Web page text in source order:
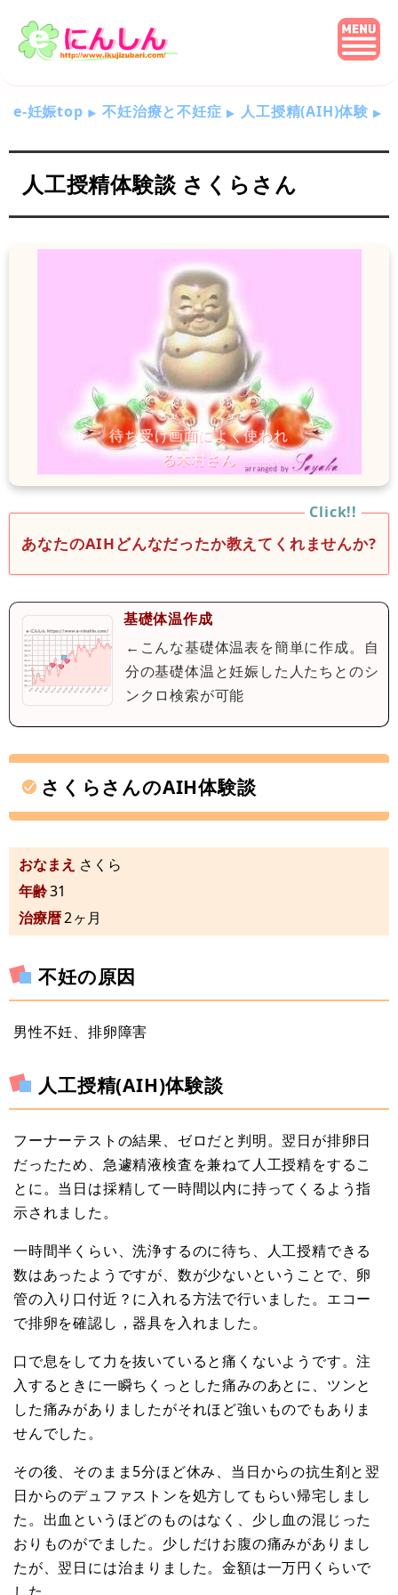
e-妊娠top 不妊治療と不妊症 人工授精(AIH)体験
人工授精体験談 さくらさん
あなたのAIHどんなだったか教えてくれませんか?
基礎体温作成
←こんな基礎体温表を簡単に作成。自
分の基礎体温と妊娠した人たちとのシ
ンクロ検索が可能
さくらさんのAIH体験談
おなまえ さくら
年齢31
治療暦2ヶ月
不妊の原因
男性不妊、排卵障害
人工授精(AIH)体験談
フーナーテストの結果、ゼロだと判明。翌日が排卵日
だったため、急遽精液検査を兼ねて人工授精をするこ
とに。当日は採精して一時間以内に持ってくるよう指
示されました。
一時間半くらい、洗浄するのに待ち、人工授精できる
数はあったようですが、数が少ないということで、卵
管の入り口付近？に入れる方法で行いました。エコー
で排卵を確認し，器具を入れました。
口で息をして力を抜いていると痛くないようです。注
入するときに一瞬ちくっとした痛みのあとに、ツンと
した痛みがありましたがそれほど強いものでもありま
せんでした。
その後、そのまま5分ほど休み、当日からの抗生剤と翌
日からのデュファストンを処方してもらい帰宅しまし
た。出血というほどのものはなく、少し血の混じった
おりものがでました。少しだけお腹の痛みがありまし
たが、翌日には治まりました。金額は一万円くらいで